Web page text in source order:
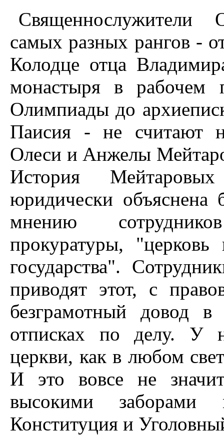
Священнослужители
самых разных рангов -
Колодце отца
монастыря в рабочем
Олимпиады до
Паисия - не считают
Олеси и Анжелы
История
юридически объяснена
мнению
прокуратуры,
государства".
приводят этот, с
безграмотный довод
отписках по делу. У
церкви, как в любом
И это вовсе не
высокими заборами
Конституция и